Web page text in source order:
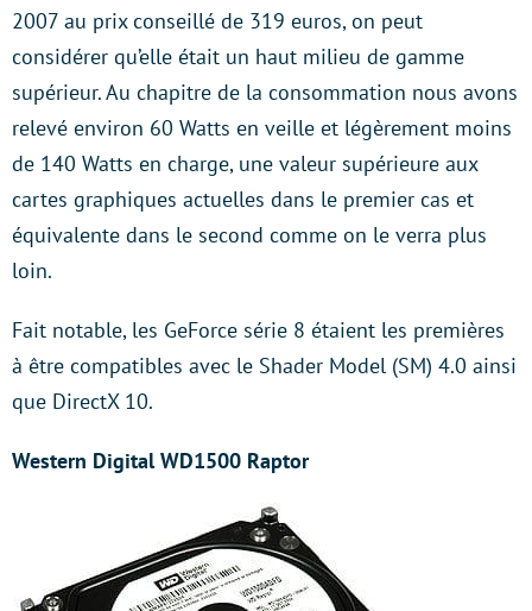
2007 au prix conseillé de 319 euros, on peut
considérer qu’elle était un haut milieu de gamme
supérieur. Au chapitre de la consommation nous avons
relevé environ 60 Watts en veille et légèrement moins
de 140 Watts en charge, une valeur supérieure aux
cartes graphiques actuelles dans le premier cas et
équivalente dans le second comme on le verra plus
loin.
Fait notable, les GeForce série 8 étaient les premières
à être compatibles avec le Shader Model (SM) 4.0 ainsi
que DirectX 10.
Western Digital WD1500 Raptor